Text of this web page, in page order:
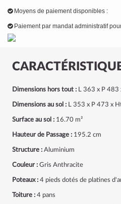
Dimensions hors tout : L 363 x P
Dimensions au sol : L 353 x P 473 x
Surface au sol : 16.70 m²
Hauteur de Passage : 195.2 cm
Structure : Aluminium
Couleur : Gris Anthracite
Poteaux : 4 pieds dotés de platines
Toiture : 4 pans
Moyens de paiement disponibles :
Paiement par mandat administratif